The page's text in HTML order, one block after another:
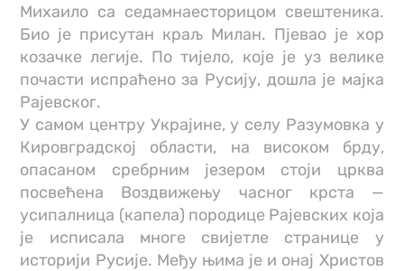
Михаило са седамнаесторицом свештеника.
Био је присутан краљ Милан. Пјевао је хор
козачке легије. По тијело, које је уз велике
почасти испраћено за Русију, дошла је мајка
Рајевског.
У самом центру Украјине, у селу Разумовка у
Кировградској области, на високом брду,
опасаном сребрним језером стоји црква
посвећена Воздвижењу часног крста —
усипалница (капела) породице Рајевских која
је исписала многе свијетле странице у
историји Русије. Међу њима је и онај Христов